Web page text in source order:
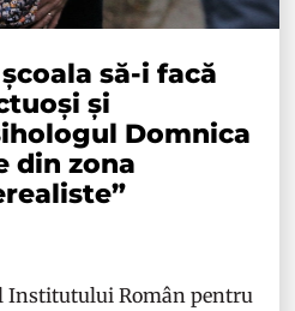
să-i facă
și
Domnica
din zona
Institutului Român pentru